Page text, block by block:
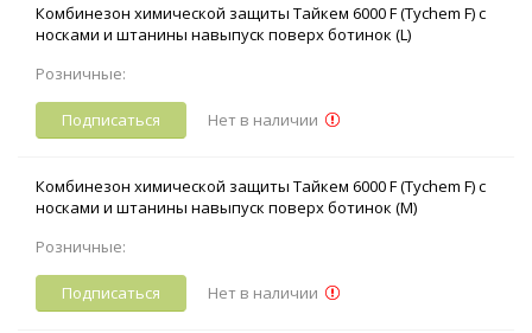
Комбинезон химической защиты Тайкем 6000 F (Tychem F) с
носками и штанины навыпуск поверх ботинок (L)
Розничные:
Подписаться Нет в наличии
Комбинезон химической защиты Тайкем 6000 F (Tychem F) с
носками и штанины навыпуск поверх ботинок (M)
Розничные:
Подписаться Нет в наличии